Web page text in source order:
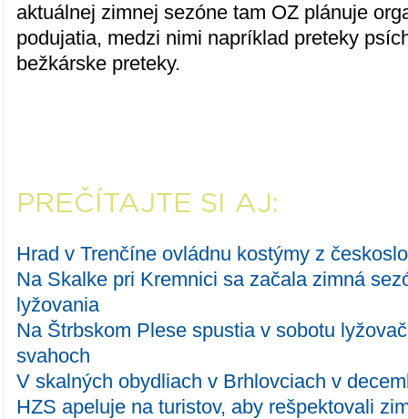
aktuálnej zimnej sezóne tam OZ plánuje
podujatia, medzi nimi napríklad preteky
bežkárske preteky.
PREČÍTAJTE SI AJ:
Hrad v Trenčíne ovládnu kostýmy z
Na Skalke pri Kremnici sa začala zimná
lyžovania
Na Štrbskom Plese spustia v sobotu
svahoch
V skalných obydliach v Brhlovciach v
HZS apeluje na turistov, aby rešpektovali